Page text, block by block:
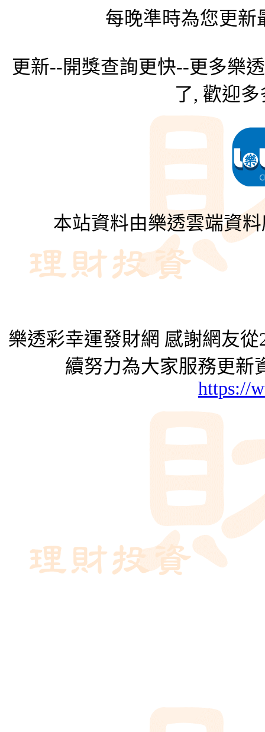
每晚準時為您更新
更新--開獎查詢更快--更多樂
了, 歡迎
本站資料由樂透雲端資
樂透彩幸運發財網 感謝網友
續努力為大家服務更新
https://